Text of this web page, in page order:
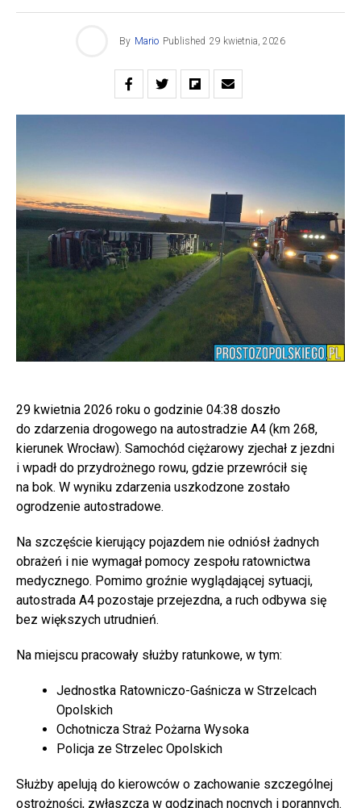
By Mario Published 29 kwietnia, 2026
29 kwietnia 2026 roku o godzinie 04:38 doszło
do zdarzenia drogowego na autostradzie A4 (km 268,
kierunek Wrocław). Samochód ciężarowy zjechał z jezdni
i wpadł do przydrożnego rowu, gdzie przewrócił się
na bok. W wyniku zdarzenia uszkodzone zostało
ogrodzenie autostradowe.
Na szczęście kierujący pojazdem nie odniósł żadnych
obrażeń i nie wymagał pomocy zespołu ratownictwa
medycznego. Pomimo groźnie wyglądającej sytuacji,
autostrada A4 pozostaje przejezdna, a ruch odbywa się
bez większych utrudnień.
Na miejscu pracowały służby ratunkowe, w tym:
Jednostka Ratowniczo-Gaśnicza w Strzelcach
Opolskich
Ochotnicza Straż Pożarna Wysoka
Policja ze Strzelec Opolskich
Służby apelują do kierowców o zachowanie szczególnej
ostrożności, zwłaszcza w godzinach nocnych i porannych.